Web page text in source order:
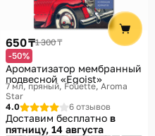
650 ₸1 300 ₸
-50%
Ароматизатор мембранный
подвесной «Egoist»
7 мл, пряный Fouette, Aroma
Star
4.0
6 отзывов
Доставим бесплатно в
пятницу, 14 августа